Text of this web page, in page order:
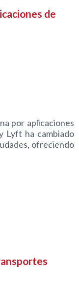
de
por aplicaciones
Lyft ha cambiado
ofreciendo